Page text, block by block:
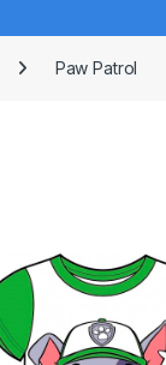
Paw Patrol